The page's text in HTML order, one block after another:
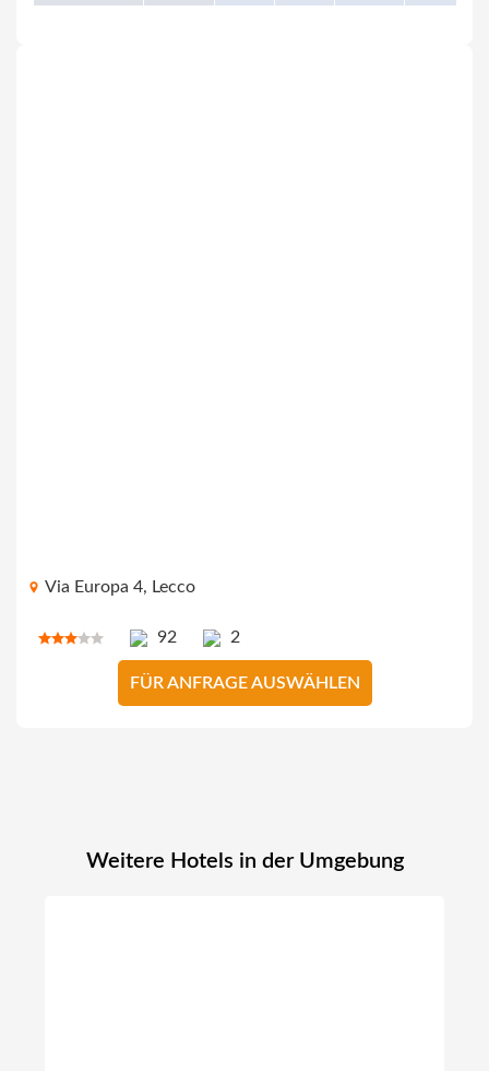
Via Europa 4, Lecco
92 2
FÜR ANFRAGE AUSWÄHLEN
Weitere Hotels in der Umgebung